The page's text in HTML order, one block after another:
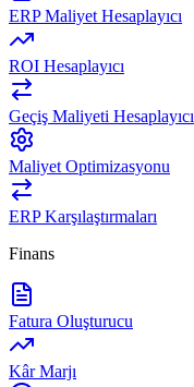
ERP Maliyet Hesaplayıcı
ROI Hesaplayıcı
Geçiş Maliyeti Hesaplayıcı
Maliyet Optimizasyonu
ERP Karşılaştırmaları
Finans
Fatura Oluşturucu
Kâr Marjı